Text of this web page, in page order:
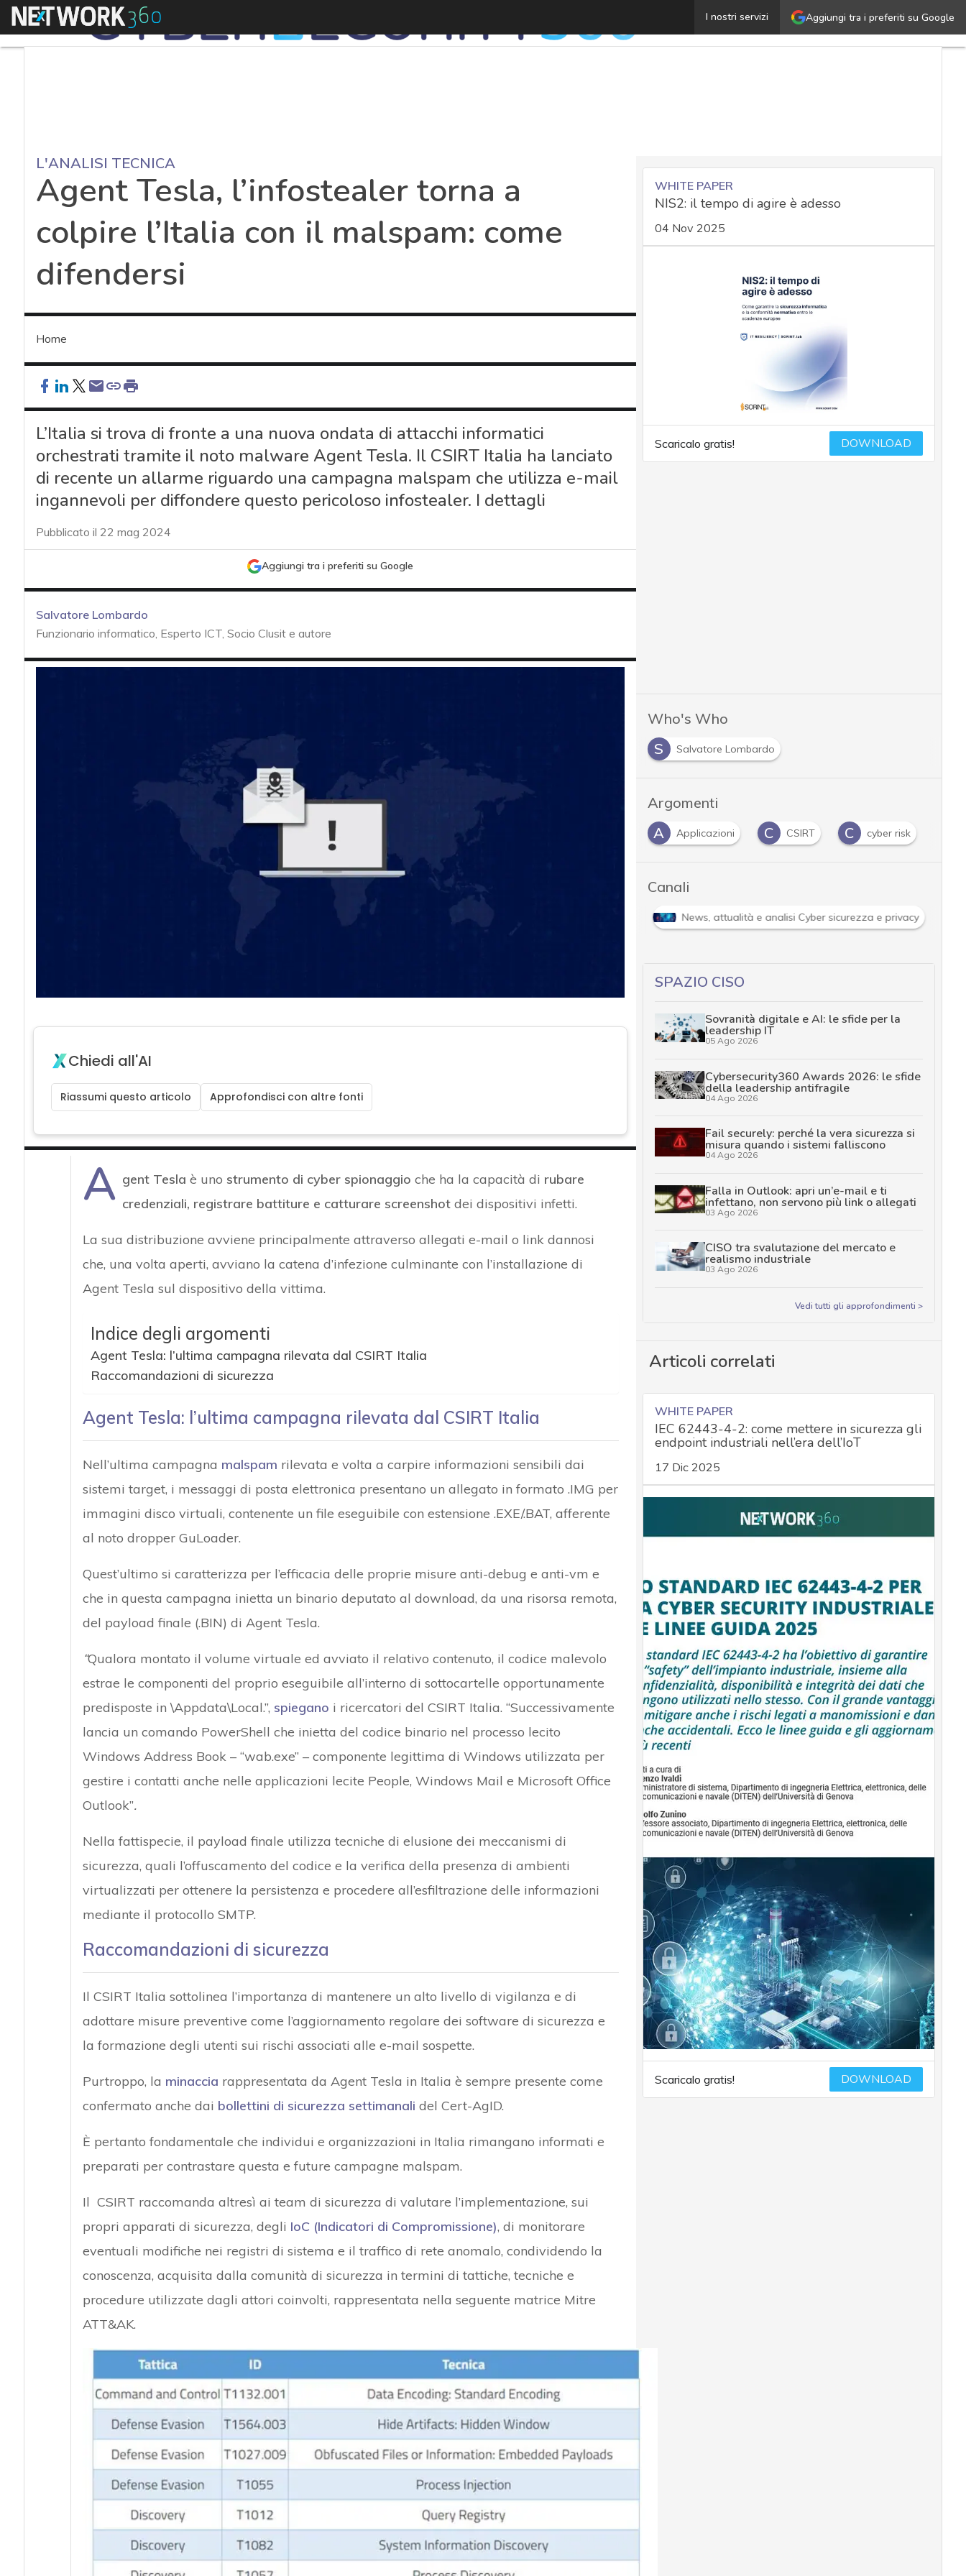
Aggiungi tra i preferiti su Google
I nostri servizi
Menu Agent Tesla, l’infostealer torna a colpire l’Italia con il
L'ANALISI TECNICA
Agent Tesla, l’infostealer torna a
colpire l’Italia con il malspam: come
difendersi
Home
L’Italia si trova di fronte a una nuova ondata di attacchi informatici
orchestrati tramite il noto malware Agent Tesla. Il CSIRT Italia ha lanciato
di recente un allarme riguardo una campagna malspam che utilizza e-mail
ingannevoli per diffondere questo pericoloso infostealer. I dettagli
Pubblicato il 22 mag 2024
Aggiungi tra i preferiti su Google
Salvatore Lombardo
Funzionario informatico, Esperto ICT, Socio Clusit e autore
Chiedi all'AI
Riassumi questo articolo Approfondisci con altre fonti
A gent Tesla è uno strumento di cyber spionaggio che ha la capacità di rubare
credenziali, registrare battiture e catturare screenshotdei dispositivi infetti.
La sua distribuzione avviene principalmente attraverso allegati e-mail o link dannosi
che, una volta aperti, avviano la catena d’infezione culminante con l’installazione di
Agent Tesla sul dispositivo della vittima.
Indice degli argomenti
Agent Tesla: l’ultima campagna rilevata dal CSIRT Italia
Raccomandazioni di sicurezza
Agent Tesla: l’ultima campagna rilevata dal CSIRT Italia
Nell’ultima campagna malspam rilevata e volta a carpire informazioni sensibili dai
sistemi target, i messaggi di posta elettronica presentano un allegato in formato .IMG per
immagini disco virtuali, contenente un file eseguibile con estensione .EXE/.BAT, afferente
al noto dropper GuLoader.
Quest’ultimo si caratterizza per l’efficacia delle proprie misure anti-debug e anti-vm e
che in questa campagna inietta un binario deputato al download, da una risorsa remota,
del payload finale (.BIN) di Agent Tesla.
“Qualora montato il volume virtuale ed avviato il relativo contenuto, il codice malevolo
estrae le componenti del proprio eseguibile all’interno di sottocartelle opportunamente
predisposte in \Appdata\Local.”, spiegano i ricercatori del CSIRT Italia. “Successivamente
lancia un comando PowerShell che inietta del codice binario nel processo lecito
Windows Address Book – “wab.exe” – componente legittima di Windows utilizzata per
gestire i contatti anche nelle applicazioni lecite People, Windows Mail e Microsoft Office
Outlook”.
Nella fattispecie, il payload finale utilizza tecniche di elusione dei meccanismi di
sicurezza, quali l’offuscamento del codice e la verifica della presenza di ambienti
virtualizzati per ottenere la persistenza e procedere all’esfiltrazione delle informazioni
mediante il protocollo SMTP.
Raccomandazioni di sicurezza
Il CSIRT Italia sottolinea l’importanza di mantenere un alto livello di vigilanza e di
adottare misure preventive come l’aggiornamento regolare dei software di sicurezza e
la formazione degli utenti sui rischi associati alle e-mail sospette.
Purtroppo, la minaccia rappresentata da Agent Tesla in Italia è sempre presente come
confermato anche dai bollettini di sicurezza settimanali del Cert-AgID.
È pertanto fondamentale che individui e organizzazioni in Italia rimangano informati e
preparati per contrastare questa e future campagne malspam.
Il CSIRT raccomanda altresì ai team di sicurezza di valutare l’implementazione, sui
propri apparati di sicurezza, degli IoC (Indicatori di Compromissione), di monitorare
eventuali modifiche nei registri di sistema e il traffico di rete anomalo, condividendo la
conoscenza, acquisita dalla comunità di sicurezza in termini di tattiche, tecniche e
procedure utilizzate dagli attori coinvolti, rappresentata nella seguente matrice Mitre
ATT&AK.
WHITE PAPER
NIS2: il tempo di agire è adesso
04 Nov 2025
Scaricalo gratis! DOWNLOAD
Who's Who
S
Salvatore Lombardo
Argomenti
A Applicazioni C CSIRT C cyber risk
Canali
Attacchi hacker e Malware: le ultime news in tempo reale e gli approfondimenti News, attualità e analisi Cyber sicurezza e privacy
SPAZIO CISO
Sovranità digitale e AI: le sfide per la
leadership IT
05 Ago 2026
Cybersecurity360 Awards 2026: le sfide
della leadership antifragile
04 Ago 2026
Fail securely: perché la vera sicurezza si
misura quando i sistemi falliscono
04 Ago 2026
Falla in Outlook: apri un’e-mail e ti
infettano, non servono più link o allegati
03 Ago 2026
CISO tra svalutazione del mercato e
realismo industriale
03 Ago 2026
Vedi tutti gli approfondimenti >
Articoli correlati
WHITE PAPER
IEC 62443-4-2: come mettere in sicurezza gli
endpoint industriali nell’era dell’IoT
17 Dic 2025
Scaricalo gratis! DOWNLOAD